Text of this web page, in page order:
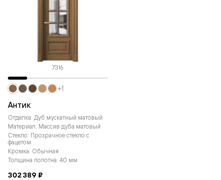
7316
Антик
Отделка: Дуб мускатный матовый
Материал: Массив дуба матовый
Стекло: Прозрачное стекло с
фацетом
Кромка: Обычная
Толщина полотна: 40 мм
302 389 ₽
+1